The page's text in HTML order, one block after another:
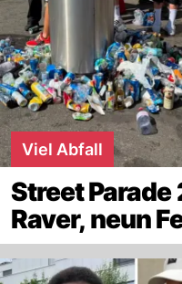
Viel Abfall
Street
Raver, neun